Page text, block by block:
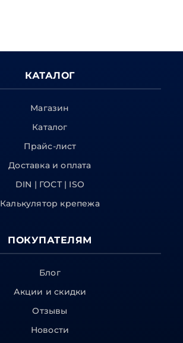
КАТАЛОГ
Магазин
Каталог
Прайс-лист
Доставка и оплата
DIN | ГОСТ | ISO
Калькулятор крепежа
ПОКУПАТЕЛЯМ
Блог
Акции и скидки
Отзывы
Новости